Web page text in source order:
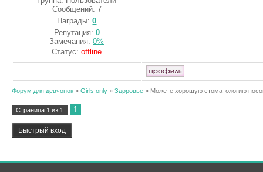
Сообщений: 7
Награды:0
Репутация: 0
Замечания:0%
Статус:offline
Форум для девчонок » Girls only » Здоровье » Можете хорошую стоматологию
Страница 1 из 1 1